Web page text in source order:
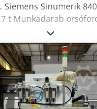
, Siemens Sinumerik
t Munkadarab
teljesítményigény:
pofabélés nélkül
adatai,
Az előzetes
az üzleti és
több mint 400 saját